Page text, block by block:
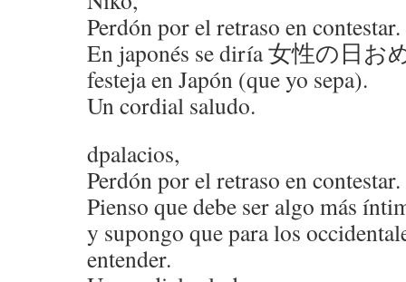
Perdón por el retraso en contestar.
En japonés se diría 女性の日お
festeja en Japón (que yo sepa).
Un cordial saludo.
dpalacios,
Perdón por el retraso en contestar.
Pienso que debe ser algo más
y supongo que para los
entender.